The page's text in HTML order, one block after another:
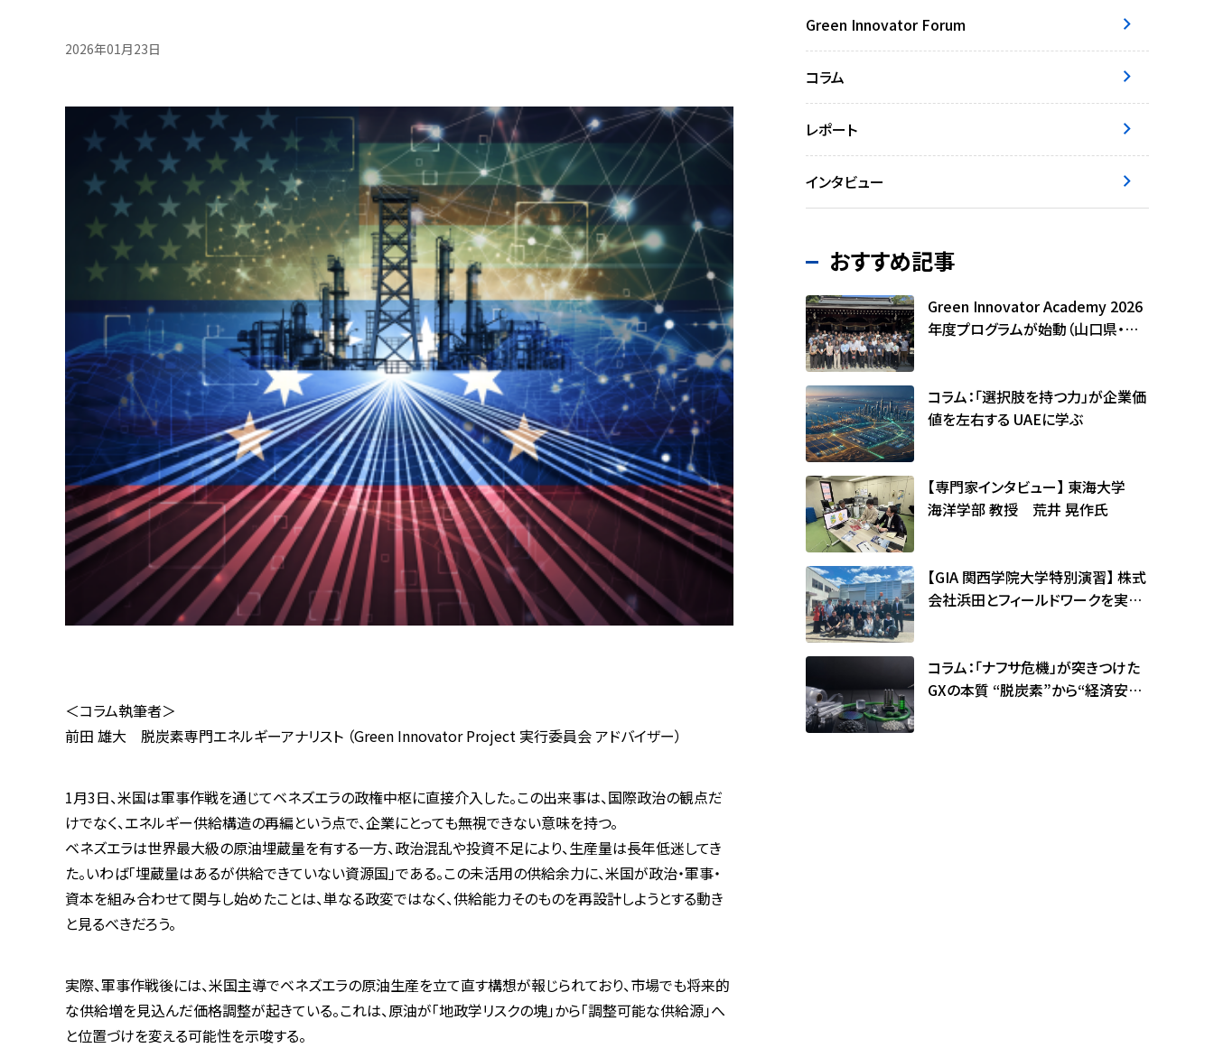
2026年01月23日
＜コラム執筆者＞
前田 雄大 脱炭素専門エネルギーアナリスト （Green Innovator Project 実行委員会 アドバイザー）
1月3日、米国は軍事作戦を通じてベネズエラの政権中枢に直接介入した。この出来事は、国際政治の観点だ
けでなく、エネルギー供給構造の再編という点で、企業にとっても無視できない意味を持つ。
ベネズエラは世界最大級の原油埋蔵量を有する一方、政治混乱や投資不足により、生産量は長年低迷してき
た。いわば「埋蔵量はあるが供給できていない資源国」である。この未活用の供給余力に、米国が政治・軍事・
資本を組み合わせて関与し始めたことは、単なる政変ではなく、供給能力そのものを再設計しようとする動き
と見るべきだろう。
実際、軍事作戦後には、米国主導でベネズエラの原油生産を立て直す構想が報じられており、市場でも将来的
な供給増を見込んだ価格調整が起きている。これは、原油が「地政学リスクの塊」から「調整可能な供給源」へ
と位置づけを変える可能性を示唆する。
Green Innovator Forum
コラム
レポート
インタビュー
おすすめ記事
Green Innovator Academy 2026
年度プログラムが始動（山口県・萩
コラム：「選択肢を持つ力」が企業価
値を左右する ――UAEに学ぶ
【専門家インタビュー】 東海大学
海洋学部 教授 荒井 晃作氏
【GIA 関西学院大学特別演習】 株式
会社浜田とフィールドワークを実施
コラム：「ナフサ危機」が突きつけた
GXの本質 ――“脱炭素”から“経済安全